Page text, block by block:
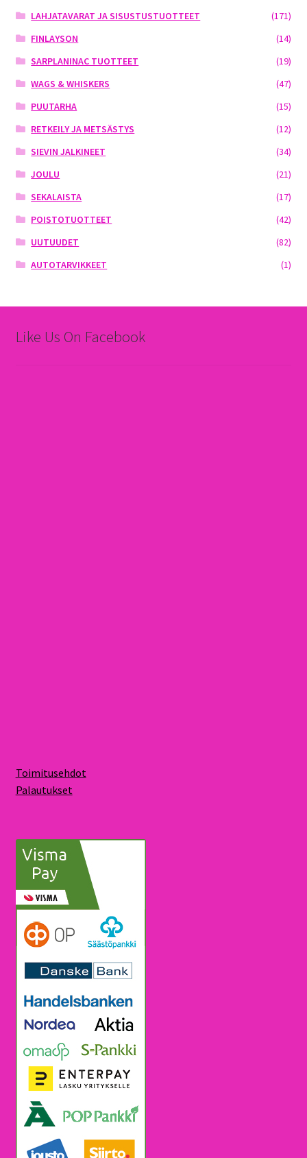
LAHJATAVARAT JA SISUSTUSTUOTTEET
(171)
FINLAYSON
(14)
SARPLANINAC TUOTTEET
(19)
WAGS & WHISKERS
(47)
PUUTARHA
(15)
RETKEILY JA METSÄSTYS
(12)
SIEVIN JALKINEET
(34)
JOULU
(21)
SEKALAISTA
(17)
POISTOTUOTTEET
(42)
UUTUUDET
(82)
AUTOTARVIKKEET
(1)
Like Us On Facebook
Toimitusehdot
Palautukset